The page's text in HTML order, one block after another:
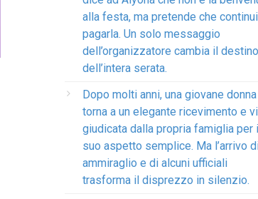
alla festa, ma pretende che
pagarla. Un solo messaggio
dell’organizzatore cambia il destino
dell’intera serata.
Dopo molti anni, una giovane donna
torna a un elegante ricevimento e
giudicata dalla propria famiglia per
suo aspetto semplice. Ma l’arrivo
ammiraglio e di alcuni ufficiali
trasforma il disprezzo in silenzio.